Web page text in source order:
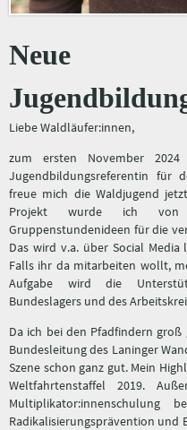
Neue
Liebe Waldläufer:innen,
zum ersten November
Jugendbildungsreferentin für
freue mich die Waldjugend
Projekt wurde ich von
Gruppenstundenideen für die
Das wird v.a. über Social
Falls ihr da mitarbeiten wollt,
Aufgabe wird die
Bundeslagers und des
Da ich bei den Pfadfindern
Bundesleitung des Laninger
Szene schon ganz gut. Mein
Weltfahrtenstaffel 2019.
Multiplikator:innenschulung
Radikalisierungsprävention und